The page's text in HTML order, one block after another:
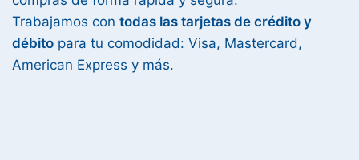
Trabajamos con todas las tarjetas de crédito y
débito para tu comodidad: Visa, Mastercard,
American Express y más.